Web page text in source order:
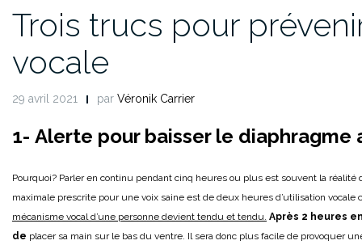
Trois trucs pour
vocale
29 avril 2021 par Véronik Carrier
1- Alerte pour baisser le diaphragme
Pourquoi? Parler en continu pendant cinq heures ou plus est souvent la
maximale prescrite pour une voix saine est de deux heures d’utilisation
mécanisme vocal d’une personne devient tendu et tendu. Après 2 heures
de placer sa main sur le bas du ventre. Il sera donc plus facile de provoquer